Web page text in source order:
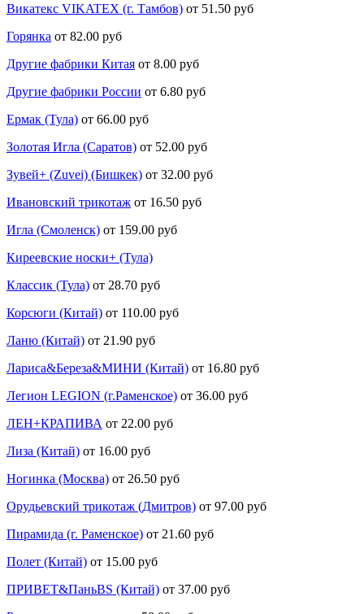
Викатекс VIKATEX (г. Тамбов) от 51.50 руб
Горянка от 82.00 руб
Другие фабрики Китая от 8.00 руб
Другие фабрики России от 6.80 руб
Ермак (Тула) от 66.00 руб
Золотая Игла (Саратов) от 52.00 руб
Зувей+ (Zuvei) (Бишкек) от 32.00 руб
Ивановский трикотаж от 16.50 руб
Игла (Смоленск) от 159.00 руб
Киреевские носки+ (Тула)
Классик (Тула) от 28.70 руб
Корсюги (Китай) от 110.00 руб
Ланю (Китай) от 21.90 руб
Лариса&Береза&МИНИ (Китай) от 16.80 руб
Легион LEGION (г.Раменское) от 36.00 руб
ЛЕН+КРАПИВА от 22.00 руб
Лиза (Китай) от 16.00 руб
Ногинка (Москва) от 26.50 руб
Орудьевский трикотаж (Дмитров) от 97.00 руб
Пирамида (г. Раменское) от 21.60 руб
Полет (Китай) от 15.00 руб
ПРИВЕТ&ПаньBS (Китай) от 37.00 руб